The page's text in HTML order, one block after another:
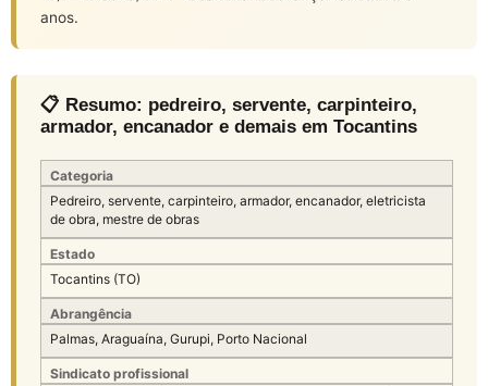
anos.
📋 Resumo: pedreiro, servente, carpinteiro,
armador, encanador e demais em Tocantins
Categoria
Pedreiro, servente, carpinteiro, armador, encanador, eletricista
de obra, mestre de obras
Estado
Tocantins (TO)
Abrangência
Palmas, Araguaína, Gurupi, Porto Nacional
Sindicato profissional